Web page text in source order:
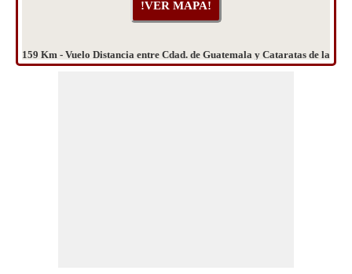
159 Km - Vuelo Distancia entre Cdad. de Guatemala y Cataratas de la